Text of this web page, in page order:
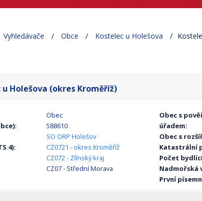
Vyhledávače Obce Kostelec u Holešova
u Holešova (okres Kroměříž)
Obec
588610
SO ORP Holešov
4):
CZ0721 - okres Kroměříž
CZ072 - Zlínský kraj
CZ07 - Střední Morava
Obec s
úřadem:
Obec s
Katastrální
Počet
Nadmořská
První